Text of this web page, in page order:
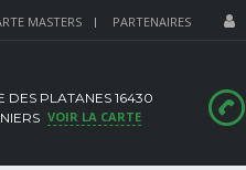
MASTERS PARTENAIRES
DES PLATANES 16430
VOIR LA CARTE